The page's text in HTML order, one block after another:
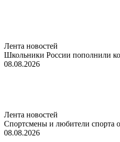
Лента новостей
Школьники России пополнили
08.08.2026
Лента новостей
Спортсмены и любители спорта
08.08.2026